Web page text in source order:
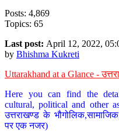
Posts: 4,869
Topics: 65
Last post: April 12, 2022,
by Bhishma Kukreti
Uttarakhand at a Glance -
Here you can find the
cultural, political and other
उत्तराखण्ड के
पर एक नजर)